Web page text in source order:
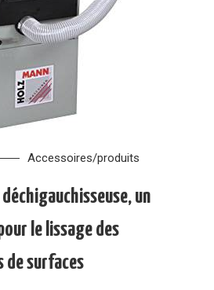
Accessoires/produits
un
le lissage des
de surfaces